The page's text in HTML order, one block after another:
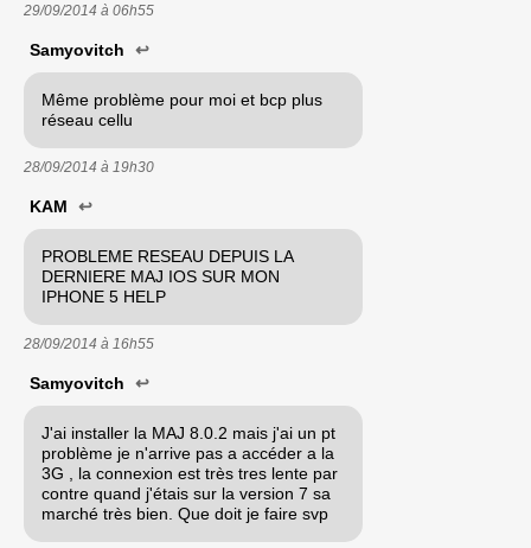
29/09/2014 à 06h55
Samyovitch ↩
Même problème pour moi et bcp plus
réseau cellu
28/09/2014 à 19h30
KAM ↩
PROBLEME RESEAU DEPUIS LA
DERNIERE MAJ IOS SUR MON
IPHONE 5 HELP
28/09/2014 à 16h55
Samyovitch ↩
J'ai installer la MAJ 8.0.2 mais j'ai un pt
problème je n'arrive pas a accéder a la
3G , la connexion est très tres lente par
contre quand j'étais sur la version 7 sa
marché très bien. Que doit je faire svp